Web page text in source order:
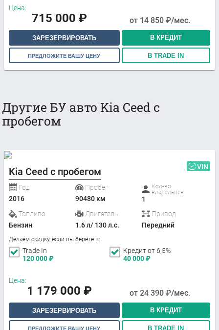
Цена:
715 000 ₽ от 14 850 ₽/мес.
ЗАРЕЗЕРВИРОВАТЬ В КРЕДИТ
ПРЕДЛОЖИТЕ ВАШУ ЦЕНУ В TRADE IN
Другие БУ авто Kia Ceed с
пробегом
Kia Ceed с пробегом VIN
Год
2016
Пробег
90480 км
Кол-во
владельцев
1
Топливо
Бензин
Двигатель
1.6 л/ 130 л.с.
Привод
Передний
Делаем скидку, если вы берете в:
Trade In
120 000₽
Кредит от 6,5%
40 000₽
Цена:
1 179 000 ₽ от 24 390 ₽/мес.
ЗАРЕЗЕРВИРОВАТЬ В КРЕДИТ
ПРЕДЛОЖИТЕ ВАШУ ЦЕНУ В TRADE IN